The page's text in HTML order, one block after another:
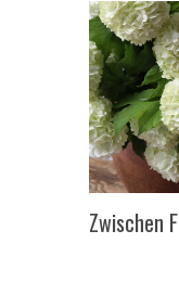
Zwischen